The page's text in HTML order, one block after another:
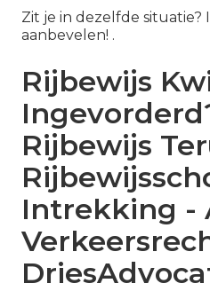
Zit je in dezelfde situatie?
aanbevelen! .
Rijbewijs
Rijbewijs
Intrekking -